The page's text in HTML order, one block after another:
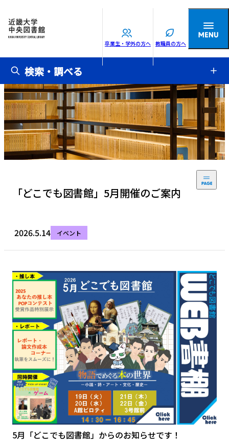
卒業生・学外の方へ 教職員の方へ
検索・調べる
「どこでも図書館」5月開催のご案内
2026.5.14 イベント
5月「どこでも図書館」からのお知らせです！